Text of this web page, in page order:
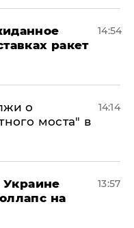
ракет
14:54
о
моста" в
14:14
Украине
на
13:57